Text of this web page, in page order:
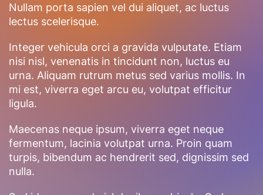
Nullam porta sapien vel dui aliquet, ac luctus
lectus scelerisque.
Integer vehicula orci a gravida vulputate. Etiam
nisi nisl, venenatis in tincidunt non, luctus eu
urna. Aliquam rutrum metus sed varius mollis. In
mi est, viverra eget arcu eu, volutpat efficitur
ligula.
Maecenas neque ipsum, viverra eget neque
fermentum, lacinia volutpat urna. Proin quam
turpis, bibendum ac hendrerit sed, dignissim sed
nulla.